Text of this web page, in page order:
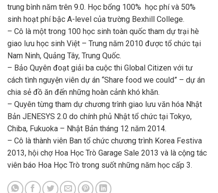
trung bình năm trên 9.0. Học bổng 100% học phí và 50%
sinh hoạt phí bậc A-level của trường Bexhill College.
– Cô là một trong 100 học sinh toàn quốc tham dự trại hè
giao lưu học sinh Việt – Trung năm 2010 được tổ chức tại
Nam Ninh, Quảng Tây, Trung Quốc.
– Bảo Quyên đoạt giải ba cuộc thi Global Citizen với tư
cách tình nguyện viên dự án “Share food we could” – dự án
chia sẻ đồ ăn đến những hoàn cảnh khó khăn.
– Quyên từng tham dự chương trình giao lưu văn hóa Nhật
Bản JENESYS 2.0 do chính phủ Nhật tổ chức tại Tokyo,
Chiba, Fukuoka – Nhật Bản tháng 12 năm 2014.
– Cô là thành viên Ban tổ chức chương trình Korea Festiva
2013, hội chợ Hoa Học Trò Garage Sale 2013 và là cộng tác
viên báo Hoa Học Trò trong suốt những năm học cấp 3.